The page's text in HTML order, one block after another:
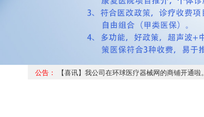
公告： 【喜讯】我公司在环球医疗器械网的商铺开通啦。